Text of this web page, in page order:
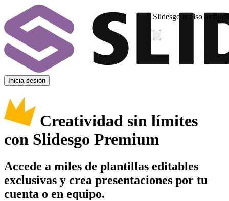
Slidesgo is also
Inicia sesión
Creatividad sin límites
con Slidesgo Premium
Accede a miles de plantillas editables
exclusivas y crea presentaciones por tu
cuenta o en equipo.